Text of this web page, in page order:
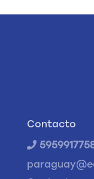
Contacto